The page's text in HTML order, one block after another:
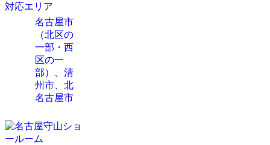
対応エリア
名古屋市
（北区の
一部・西
区の一
部）、清
州市、北
名古屋市